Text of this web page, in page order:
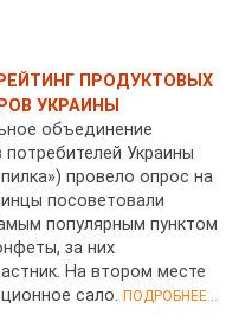
РЕЙТИНГ ПРОДУКТОВЫХ
УКРАИНЫ
объединение
Украины
провело опрос на
посоветовали
популярным пунктом
за них
На втором месте
сало.ПОДРОБНЕЕ...